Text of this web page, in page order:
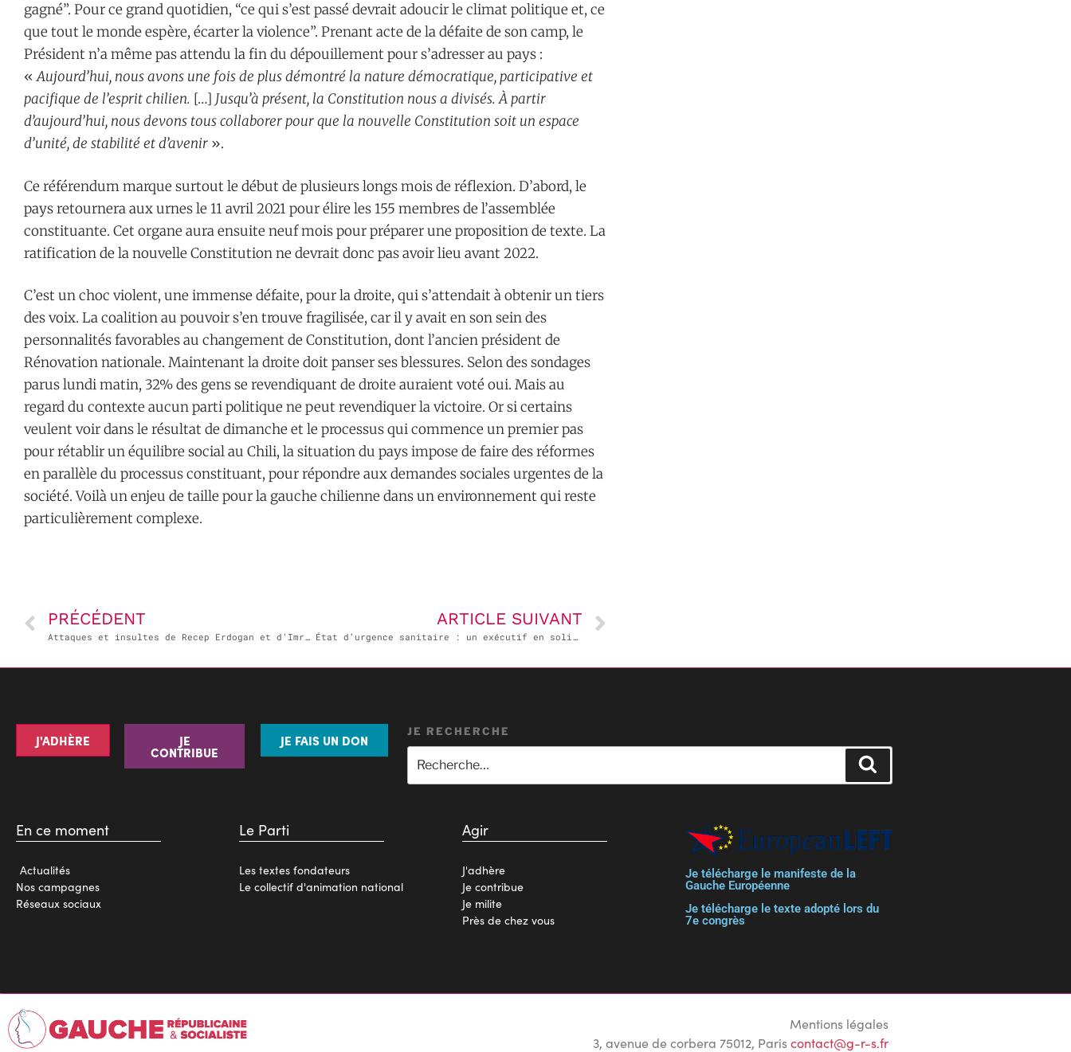
gagné”. Pour ce grand quotidien, “ce qui s’est passé devrait adoucir le climat politique et, ce
que tout le monde espère, écarter la violence”. Prenant acte de la défaite de son camp, le
Président n’a même pas attendu la fin du dépouillement pour s’adresser au pays :
«Aujourd’hui, nous avons une fois de plus démontré la nature démocratique, participative et
pacifique de l’esprit chilien. […] Jusqu’à présent, la Constitution nous a divisés. À partir
d’aujourd’hui, nous devons tous collaborer pour que la nouvelle Constitution soit un espace
d’unité, de stabilité et d’avenir ».
Ce référendum marque surtout le début de plusieurs longs mois de réflexion. D’abord, le
pays retournera aux urnes le 11 avril 2021 pour élire les 155 membres de l’assemblée
constituante. Cet organe aura ensuite neuf mois pour préparer une proposition de texte. La
ratification de la nouvelle Constitution ne devrait donc pas avoir lieu avant 2022.
C’est un choc violent, une immense défaite, pour la droite, qui s’attendait à obtenir un tiers
des voix. La coalition au pouvoir s’en trouve fragilisée, car il y avait en son sein des
personnalités favorables au changement de Constitution, dont l’ancien président de
Rénovation nationale. Maintenant la droite doit panser ses blessures. Selon des sondages
parus lundi matin, 32% des gens se revendiquant de droite auraient voté oui. Mais au
regard du contexte aucun parti politique ne peut revendiquer la victoire. Or si certains
veulent voir dans le résultat de dimanche et le processus qui commence un premier pas
pour rétablir un équilibre social au Chili, la situation du pays impose de faire des réformes
en parallèle du processus constituant, pour répondre aux demandes sociales urgentes de la
société. Voilà un enjeu de taille pour la gauche chilienne dans un environnement qui reste
particulièrement complexe.
PRÉCÉDENT
Attaques et insultes de Recep Erdogan et d’Imran Khan contre la France : ça suffit !
ARTICLE SUIVANT
État d’urgence sanitaire : un exécutif en solitaire
J'ADHÈRE JE
CONTRIBUE
JE FAIS UN DON
JE RECHERCHE
En ce moment
Actualités
Nos campagnes
Réseaux sociaux
Le Parti
Les textes fondateurs
Le collectif d'animation national
Agir
J'adhère
Je contribue
Je milite
Près de chez vous
Je télécharge le manifeste de la
Gauche Européenne
Je télécharge le texte adopté lors du
7e congrès
Mentions légales
3, avenue de corbera 75012, Pariscontact@g-r-s.fr